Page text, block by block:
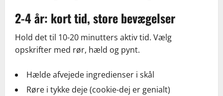
2-4 år: kort tid, store bevægelser
Hold det til 10-20 minutters aktiv tid. Vælg
opskrifter med rør, hæld og pynt.
Hælde afvejede ingredienser i skål
Røre i tykke deje (cookie-dej er genialt)